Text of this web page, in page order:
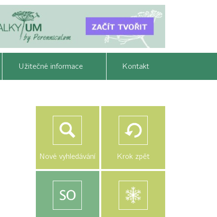
Užitečné informace Kontakt
Nové vyhledávání Krok zpět